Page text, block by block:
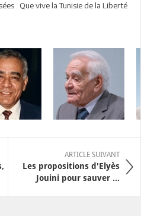
. Que vive la Tunisie de la Liberté
ARTICLE SUIVANT
Les propositions d'Elyès
Jouini pour sauver ...